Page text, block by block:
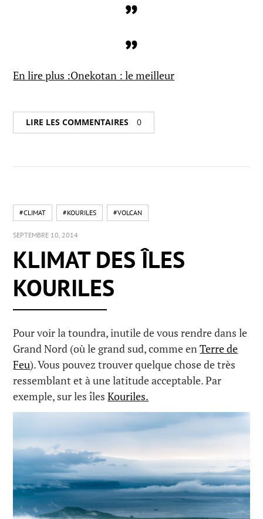
En lire plus :Onekotan : le meilleur
LIRE LES COMMENTAIRES 0
#CLIMAT #KOURILES #VOLCAN
SEPTEMBRE 10, 2014
KLIMAT DES ÎLES
KOURILES
Pour voir la toundra, inutile de vous rendre dans le
Grand Nord (où le grand sud, comme enTerre de
Feu). Vous pouvez trouver quelque chose de très
ressemblant et à une latitude acceptable. Par
exemple, sur les îlesKouriles.